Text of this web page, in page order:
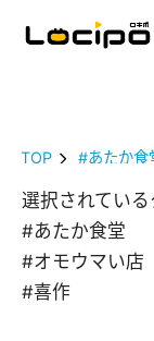
TOP #あたか食
選択されている
#あたか食堂
#オモウマい店
#喜作